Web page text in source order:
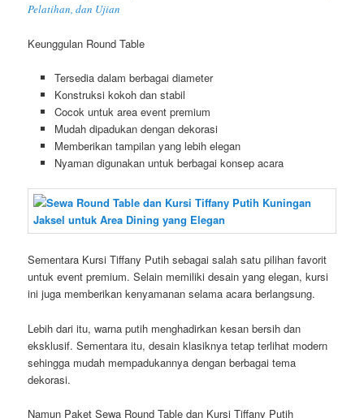
Pelatihan, dan Ujian
Keunggulan Round Table
Tersedia dalam berbagai diameter
Konstruksi kokoh dan stabil
Cocok untuk area event premium
Mudah dipadukan dengan dekorasi
Memberikan tampilan yang lebih elegan
Nyaman digunakan untuk berbagai konsep acara
Sementara Kursi Tiffany Putih sebagai salah satu pilihan favorit
untuk event premium. Selain memiliki desain yang elegan, kursi
ini juga memberikan kenyamanan selama acara berlangsung.
Lebih dari itu, warna putih menghadirkan kesan bersih dan
eksklusif. Sementara itu, desain klasiknya tetap terlihat modern
sehingga mudah mempadukannya dengan berbagai tema
dekorasi.
Namun Paket Sewa Round Table dan Kursi Tiffany Putih